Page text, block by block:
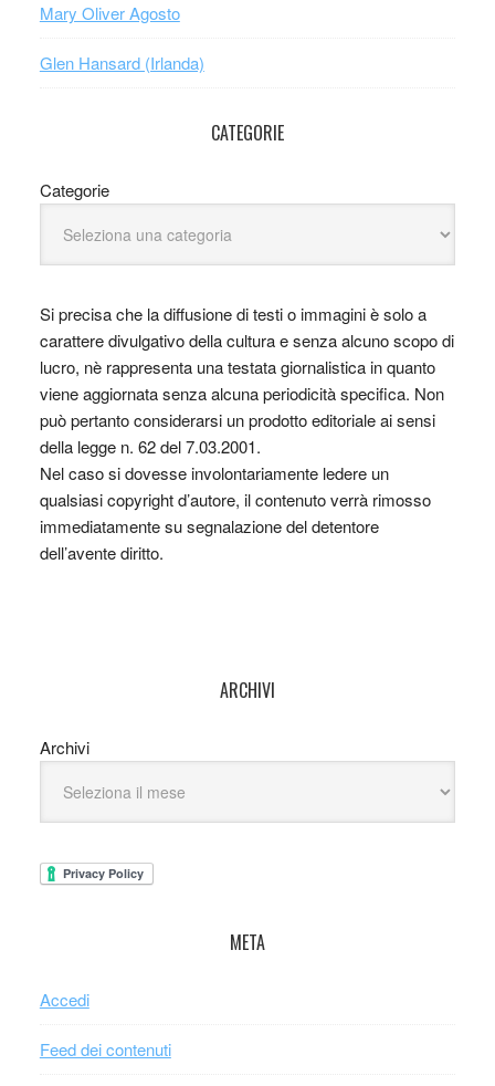
Mary Oliver Agosto
Glen Hansard (Irlanda)
CATEGORIE
Categorie
Si precisa che la diffusione di testi o immagini è solo a
carattere divulgativo della cultura e senza alcuno scopo di
lucro, nè rappresenta una testata giornalistica in quanto
viene aggiornata senza alcuna periodicità specifica. Non
può pertanto considerarsi un prodotto editoriale ai sensi
della legge n. 62 del 7.03.2001.
Nel caso si dovesse involontariamente ledere un
qualsiasi copyright d’autore, il contenuto verrà rimosso
immediatamente su segnalazione del detentore
dell’avente diritto.
ARCHIVI
Archivi
META
Accedi
Feed dei contenuti